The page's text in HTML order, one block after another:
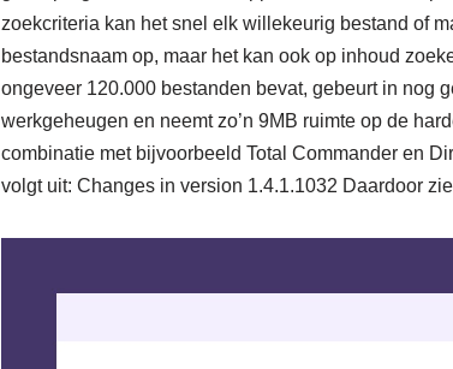
zoekcriteria kan het snel elk willekeurig bestand of
bestandsnaam op, maar het kan ook op inhoud
ongeveer 120.000 bestanden bevat, gebeurt in nog
werkgeheugen en neemt zo’n 9MB ruimte op de
combinatie met bijvoorbeeld Total Commander en
volgt uit: Changes in version 1.4.1.1032 Daardoor